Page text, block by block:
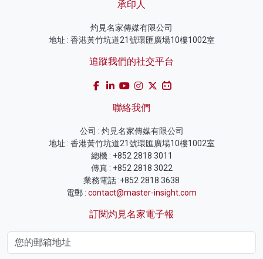
承印人
灼見名家傳媒有限公司
地址 : 香港黃竹坑道21號環匯廣場10樓1002室
追蹤我們的社交平台
聯絡我們
公司 : 灼見名家傳媒有限公司
地址 : 香港黃竹坑道21號環匯廣場10樓1002室
總機 : +852 2818 3011
傳真 : +852 2818 3022
業務電話 :+852 2818 3638
電郵 : contact@master-insight.com
訂閱灼見名家電子報